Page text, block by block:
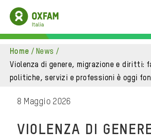
home / news /
violenza di genere, migrazione e diritti: far dialogare
politiche, servizi e professioni è oggi
8 Maggio 2026
VIOLENZA DI